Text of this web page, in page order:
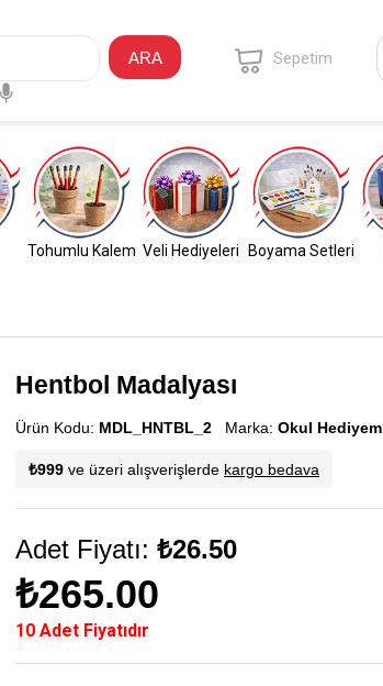
ARA Sepetim
Tohumlu Kalem Veli Hediyeleri Boyama Setleri
Hentbol Madalyası
Ürün Kodu: MDL_HNTBL_2 Marka: Okul Hediyem
₺999 ve üzeri alışverişlerde kargo bedava
Adet Fiyatı: ₺26.50
₺265.00
10 Adet Fiyatıdır